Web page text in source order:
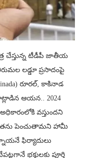
చేస్తున్న టీడీపీ జాతీయ
లడ్డూ ప్రసాదంపై
రూరల్, కాకినాడ
ఆయన.. 2024
వస్తుందని
పెంచుతామని హామీ
ఫిర్యాదులు
భక్తులకు పూర్తి